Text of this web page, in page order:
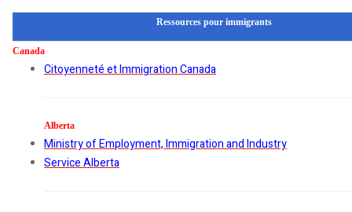
Ressources pour immigrants
Canada
Citoyenneté et Immigration Canada
Alberta
Ministry of Employment, Immigration and Industry
Service Alberta